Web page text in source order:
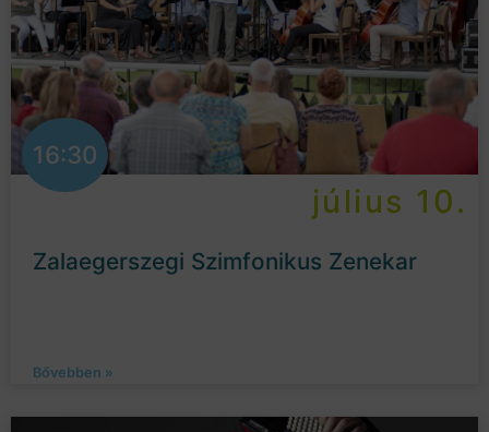
16:30
július 10.
Zalaegerszegi Szimfonikus Zenekar
Bővebben »